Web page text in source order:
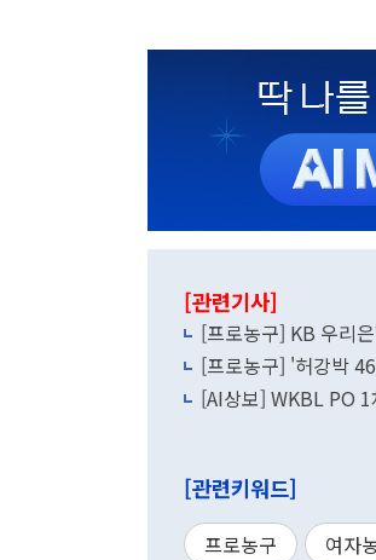
[관련기사]
[프로농구] KB 우리
[프로농구] '허강박
[AI상보] WKBL PO
[관련키워드]
프로농구 여자